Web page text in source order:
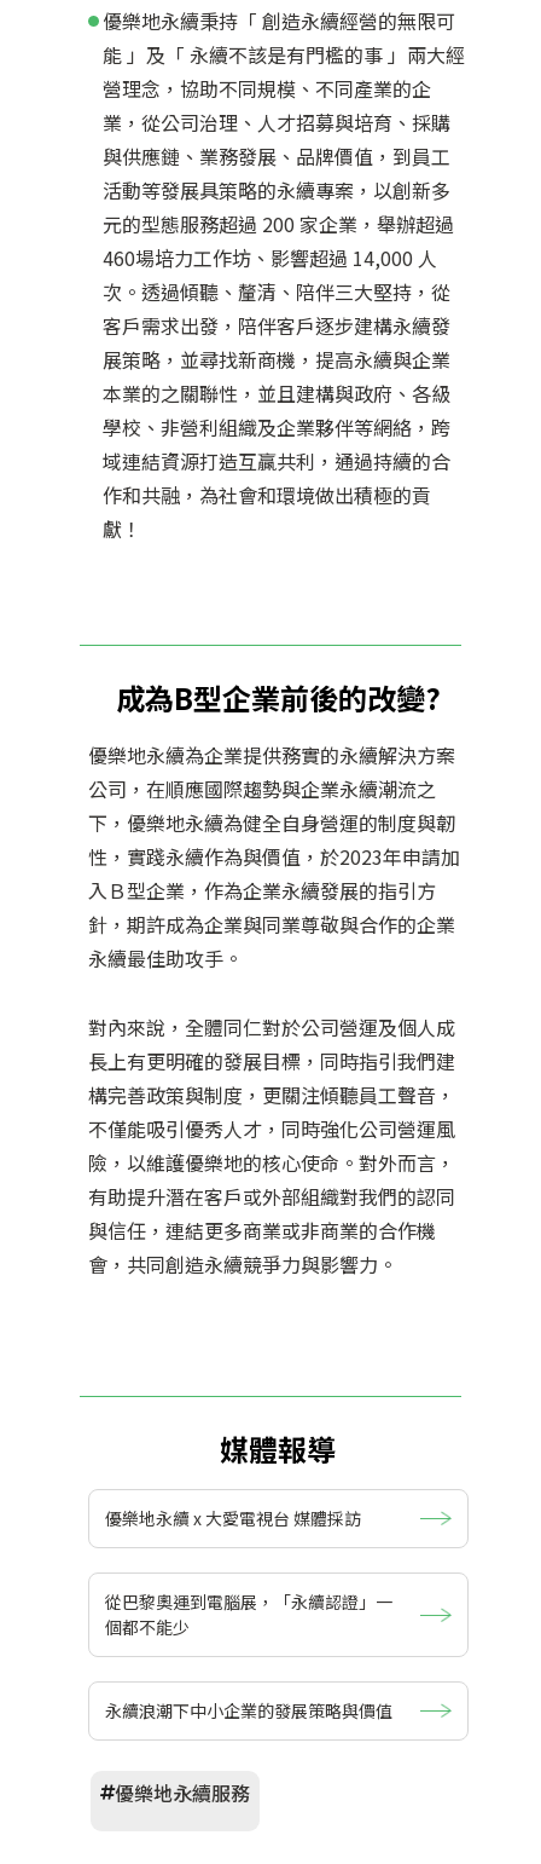
優樂地永續秉持「 創造永續經營的無限可
能 」及「 永續不該是有門檻的事 」兩大經
營理念，協助不同規模、不同產業的企
業，從公司治理、人才招募與培育、採購
與供應鏈、業務發展、品牌價值，到員工
活動等發展具策略的永續專案，以創新多
元的型態服務超過 200 家企業，舉辦超過
460場培力工作坊、影響超過 14,000 人
次。透過傾聽、釐清、陪伴三大堅持，從
客戶需求出發，陪伴客戶逐步建構永續發
展策略，並尋找新商機，提高永續與企業
本業的之關聯性，並且建構與政府、各級
學校、非營利組織及企業夥伴等網絡，跨
域連結資源打造互贏共利，通過持續的合
作和共融，為社會和環境做出積極的貢
獻！
成為B型企業前後的改變?
優樂地永續為企業提供務實的永續解決方案
公司，在順應國際趨勢與企業永續潮流之
下，優樂地永續為健全自身營運的制度與韌
性，實踐永續作為與價值，於2023年申請加
入Ｂ型企業，作為企業永續發展的指引方
針，期許成為企業與同業尊敬與合作的企業
永續最佳助攻手。
對內來說，全體同仁對於公司營運及個人成
長上有更明確的發展目標，同時指引我們建
構完善政策與制度，更關注傾聽員工聲音，
不僅能吸引優秀人才，同時強化公司營運風
險，以維護優樂地的核心使命。對外而言，
有助提升潛在客戶或外部組織對我們的認同
與信任，連結更多商業或非商業的合作機
會，共同創造永續競爭力與影響力。
媒體報導
優樂地永續 x 大愛電視台 媒體採訪
從巴黎奧運到電腦展，「永續認證」一
個都不能少
永續浪潮下中小企業的發展策略與價值
優樂地永續服務